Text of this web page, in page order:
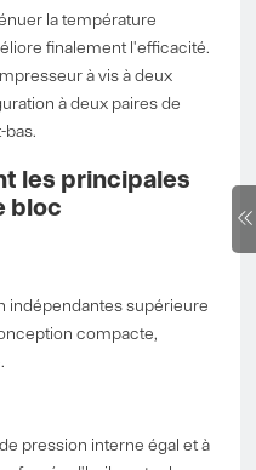
la température
finalement l'efficacité.
à vis à deux
à deux paires de
bas.
les principales
bloc
indépendantes supérieure
compacte,
pression interne égal et à